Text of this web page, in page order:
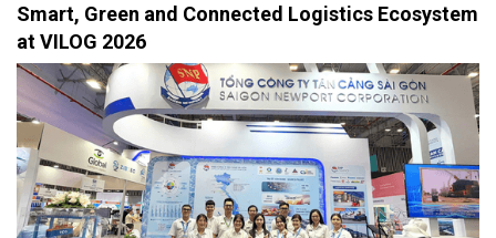
Smart, Green and Connected Logistics Ecosystem
at VILOG 2026